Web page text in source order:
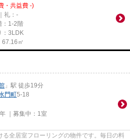
・共益費 -)
礼：-
：1-2階
：3LDK
67.16㎡
」駅 徒歩19分
門町5-18
｜募集中： 1室
全居室フローリングの物件です。毎日の料